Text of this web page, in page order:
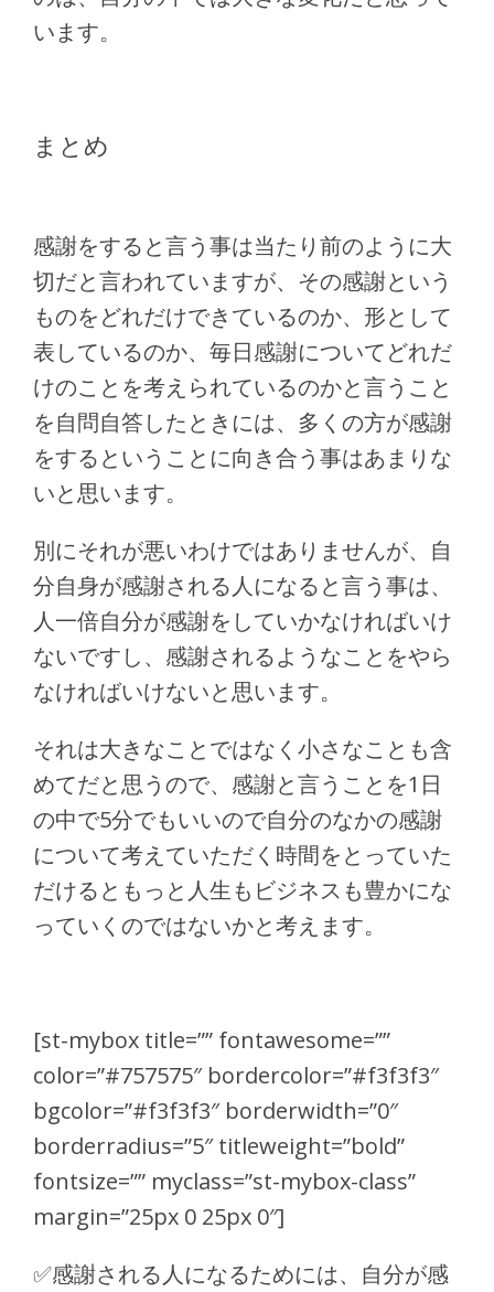
います。
まとめ
感謝をすると言う事は当たり前のように大
切だと言われていますが、その感謝という
ものをどれだけできているのか、形として
表しているのか、毎日感謝についてどれだ
けのことを考えられているのかと言うこと
を自問自答したときには、多くの方が感謝
をするということに向き合う事はあまりな
いと思います。
別にそれが悪いわけではありませんが、自
分自身が感謝される人になると言う事は、
人一倍自分が感謝をしていかなければいけ
ないですし、感謝されるようなことをやら
なければいけないと思います。
それは大きなことではなく小さなことも含
めてだと思うので、感謝と言うことを1日
の中で5分でもいいので自分のなかの感謝
について考えていただく時間をとっていた
だけるともっと人生もビジネスも豊かにな
っていくのではないかと考えます。
[st-mybox title=”” fontawesome=””
color=”#757575″ bordercolor=”#f3f3f3″
bgcolor=”#f3f3f3″ borderwidth=”0″
borderradius=”5″ titleweight=”bold”
fontsize=”” myclass=”st-mybox-class”
margin=”25px 0 25px 0″]
✅感謝される人になるためには、自分が感